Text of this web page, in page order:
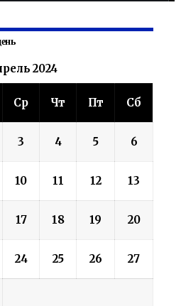
2024
Ср Чт Пт Сб
3 4 5 6
10 11 12 13
17 18 19 20
24 25 26 27